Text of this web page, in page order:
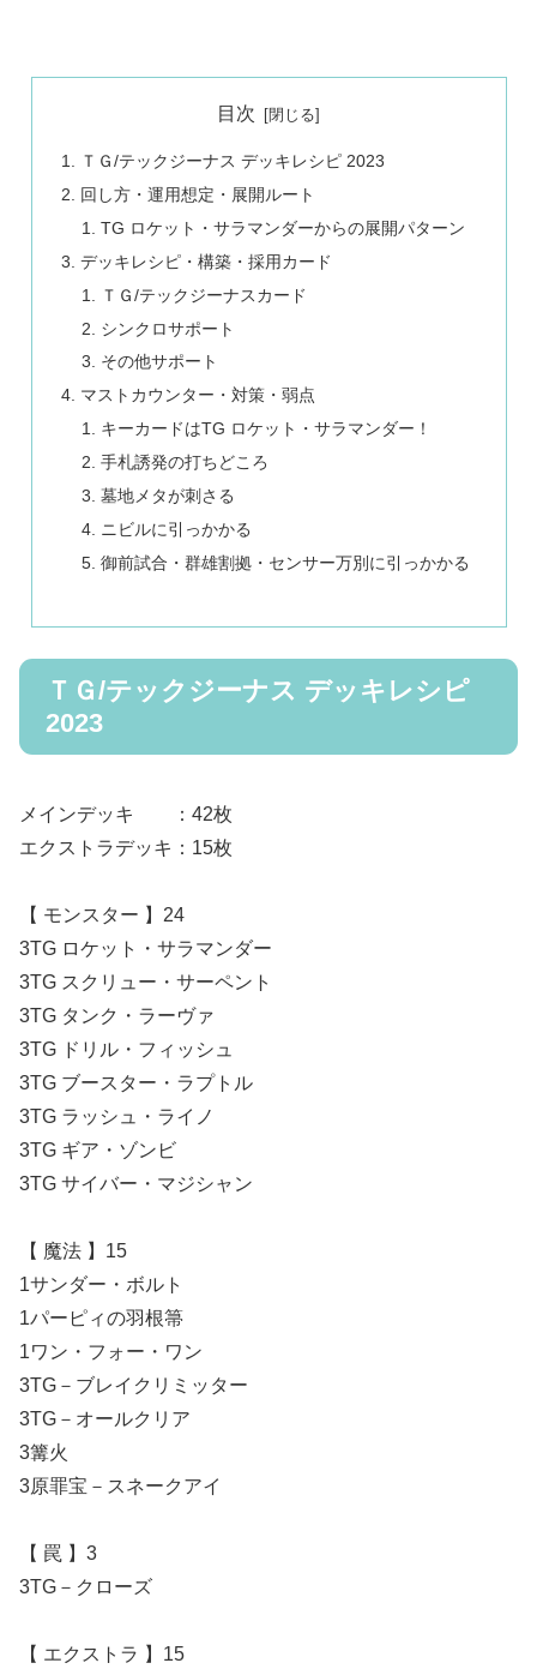
目次
ＴＧ/テックジーナス デッキレシピ 2023
回し方・運用想定・展開ルート
TG ロケット・サラマンダーからの展開パターン
デッキレシピ・構築・採用カード
ＴＧ/テックジーナスカード
シンクロサポート
その他サポート
マストカウンター・対策・弱点
キーカードはTG ロケット・サラマンダー！
手札誘発の打ちどころ
墓地メタが刺さる
ニビルに引っかかる
御前試合・群雄割拠・センサー万別に引っかかる
ＴＧ/テックジーナス デッキレシピ
2023
メインデッキ ：42枚
エクストラデッキ：15枚
【 モンスター 】24
3TG ロケット・サラマンダー
3TG スクリュー・サーペント
3TG タンク・ラーヴァ
3TG ドリル・フィッシュ
3TG ブースター・ラプトル
3TG ラッシュ・ライノ
3TG ギア・ゾンビ
3TG サイバー・マジシャン
【 魔法 】15
1サンダー・ボルト
1パーピィの羽根箒
1ワン・フォー・ワン
3TG－ブレイクリミッター
3TG－オールクリア
3篝火
3原罪宝－スネークアイ
【 罠 】3
3TG－クローズ
【 エクストラ 】15